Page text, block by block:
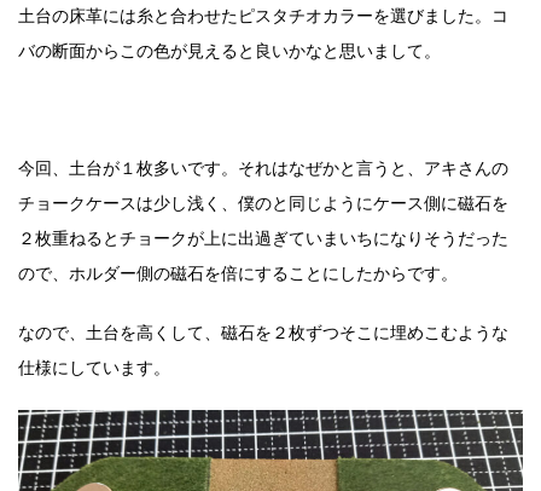
土台の床革には糸と合わせたピスタチオカラーを選びました。コ
バの断面からこの色が見えると良いかなと思いまして。
今回、土台が１枚多いです。それはなぜかと言うと、アキさんの
チョークケースは少し浅く、僕のと同じようにケース側に磁石を
２枚重ねるとチョークが上に出過ぎていまいちになりそうだった
ので、ホルダー側の磁石を倍にすることにしたからです。
なので、土台を高くして、磁石を２枚ずつそこに埋めこむような
仕様にしています。